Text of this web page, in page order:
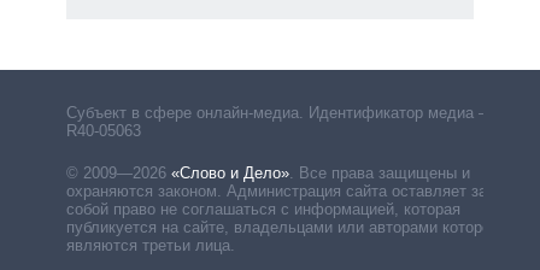
Субъект в сфере онлайн-медиа. Идентификатор медиа –
R40-05063
© 2009—2026 «Слово и Дело» Все права защищены и
охраняются законом. Администрация сайта оставляет за
собой право не соглашаться с информацией, которая
публикуется на сайте, владельцами или авторами которой
являются третьи лица.